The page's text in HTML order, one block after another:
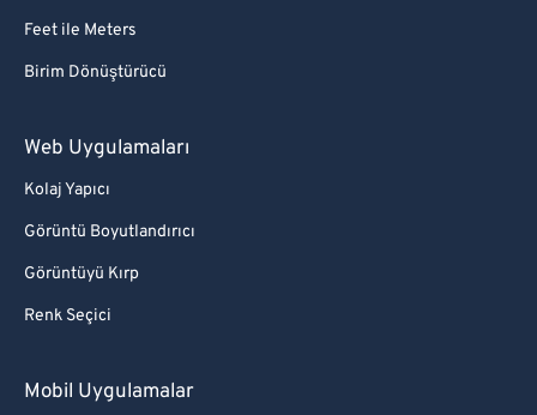
Feet ile Meters
Birim Dönüştürücü
Web Uygulamaları
Kolaj Yapıcı
Görüntü Boyutlandırıcı
Görüntüyü Kırp
Renk Seçici
Mobil Uygulamalar